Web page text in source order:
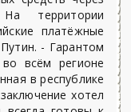
территории
платёжные
- Гарантом
всём регионе
в республике
хотел